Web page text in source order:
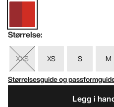
Størrelse:
XXS XS S M
Størrelsesguide og
Legg i